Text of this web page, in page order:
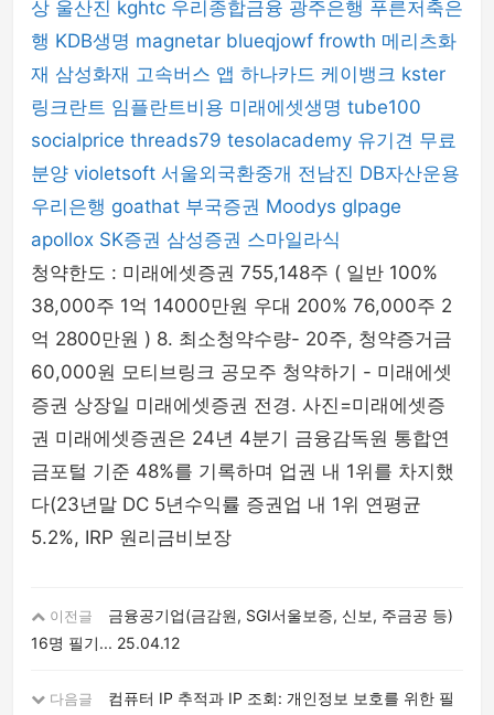
상 울산진 kghtc 우리종합금융 광주은행 푸른저축은
행 KDB생명 magnetar blueqjowf frowth 메리츠화
재 삼성화재 고속버스 앱 하나카드 케이뱅크 kster
링크란트 임플란트비용 미래에셋생명 tube100
socialprice threads79 tesolacademy 유기견 무료
분양 violetsoft 서울외국환중개 전남진 DB자산운용
우리은행 goathat 부국증권 Moodys glpage
apollox SK증권 삼성증권 스마일라식
청약한도 : 미래에셋증권 755,148주 ( 일반 100%
38,000주 1억 14000만원 우대 200% 76,000주 2
억 2800만원 ) 8. 최소청약수량- 20주, 청약증거금
60,000원 모티브링크 공모주 청약하기 - 미래에셋
증권 상장일 미래에셋증권 전경. 사진=미래에셋증
권 미래에셋증권은 24년 4분기 금융감독원 통합연
금포털 기준 48%를 기록하며 업권 내 1위를 차지했
다(23년말 DC 5년수익률 증권업 내 1위 연평균
5.2%, IRP 원리금비보장
이전글
금융공기업(금감원, SGI서울보증, 신보, 주금공 등)
16명 필기... 25.04.12
다음글
컴퓨터 IP 추적과 IP 조회: 개인정보 보호를 위한 필